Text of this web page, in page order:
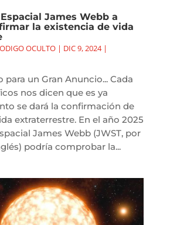
James Webb a
la existencia de vida
OCULTO| DIC 9, 2024|
para un Gran Anuncio... Cada
nos dicen que es ya
se dará la confirmación de
extraterrestre. En el año 2025
James Webb (JWST, por
podría comprobar la...